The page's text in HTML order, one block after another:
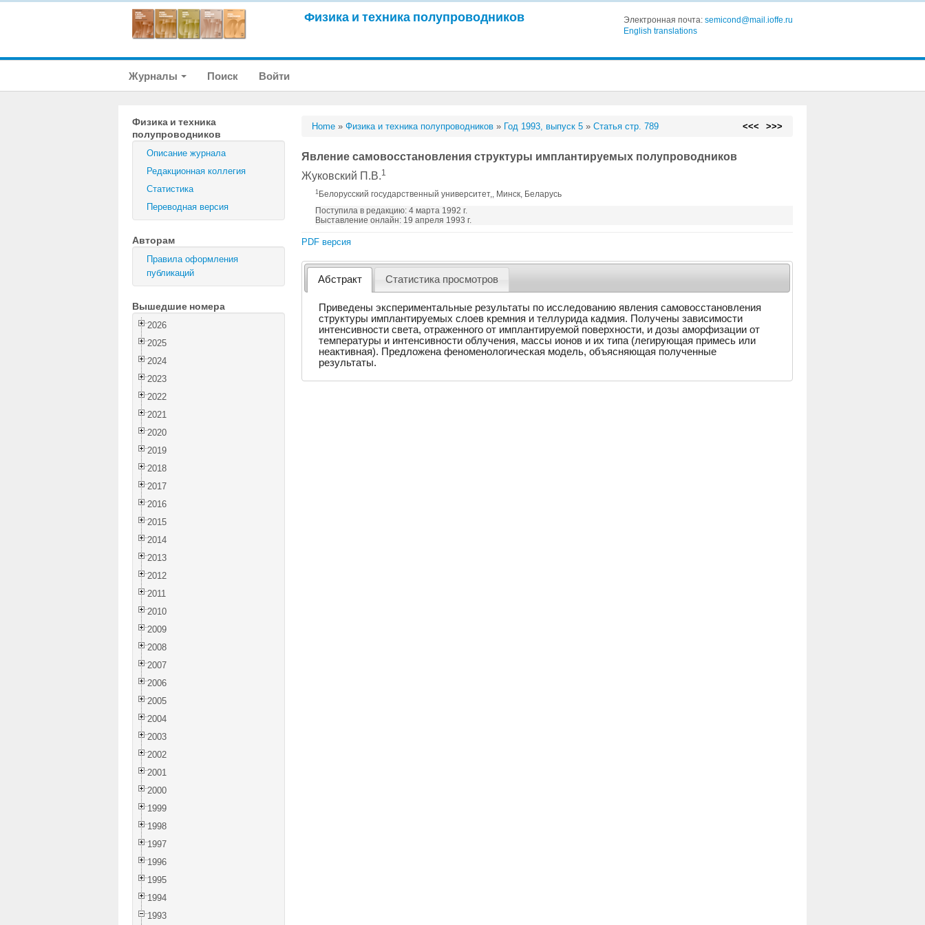
Физика и техника полупроводников Электронная почта: semicond@mail.ioffe.ru
English translations
Журналы Поиск Войти
Физика и техника
полупроводников
Описание журнала
Редакционная коллегия
Статистика
Переводная версия
Авторам
Правила оформления
публикаций
Вышедшие номера
2026
2025
2024
2023
2022
2021
2020
2019
2018
2017
2016
2015
2014
2013
2012
2011
2010
2009
2008
2007
2006
2005
2004
2003
2002
2001
2000
1999
1998
1997
1996
1995
1994
1993
Home »Физика и техника полупроводников » Год 1993, выпуск 5 »Статья стр. 789 <<< >>>
Явление самовосстановления структуры имплантируемых полупроводников
Жуковский П.В.1
1 Белорусский государственный университет,, Минск, Беларусь
Поступила в редакцию: 4 марта 1992 г.
Выставление онлайн: 19 апреля 1993 г.
PDF версия
Абстракт Статистика просмотров
Приведены экспериментальные результаты по исследованию явления самовосстановления
структуры имплантируемых слоев кремния и теллурида кадмия. Получены зависимости
интенсивности света, отраженного от имплантируемой поверхности, и дозы аморфизации от
температуры и интенсивности облучения, массы ионов и их типа (легирующая примесь или
неактивная). Предложена феноменологическая модель, объясняющая полученные
результаты.